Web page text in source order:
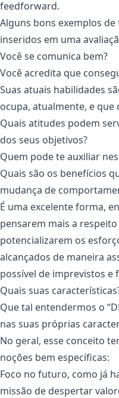
feedforward.
Alguns bons exemplos
inseridos em uma
Você se comunica bem?
Você acredita que
Suas atuais habilidades
ocupa, atualmente, e
Quais atitudes podem
dos seus objetivos?
Quem pode te auxiliar
Quais são os benefícios
mudança de
É uma excelente forma,
pensarem mais a
potencializarem os
alcançados de maneira
possível de imprevistos e
Quais suas
Que tal entendermos o
nas suas próprias
No geral, esse conceito
noções bem específicas:
Foco no futuro, como já
missão de despertar